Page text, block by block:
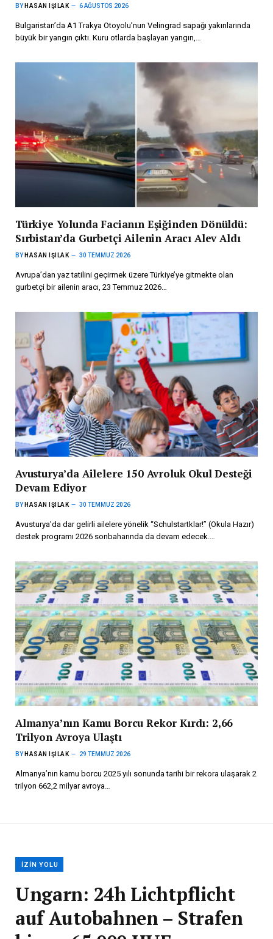
BY HASAN IŞILAK 6 AĞUSTOS 2026
Bulgaristan’da A1 Trakya Otoyolu’nun Velingrad sapağı yakınlarında
büyük bir yangın çıktı. Kuru otlarda başlayan yangın,…
Türkiye Yolunda Facianın Eşiğinden Dönüldü:
Sırbistan’da Gurbetçi Ailenin Aracı Alev Aldı
BY HASAN IŞILAK 30 TEMMUZ 2026
Avrupa’dan yaz tatilini geçirmek üzere Türkiye’ye gitmekte olan
gurbetçi bir ailenin aracı, 23 Temmuz 2026…
Avusturya’da Ailelere 150 Avroluk Okul Desteği
Devam Ediyor
BY HASAN IŞILAK 30 TEMMUZ 2026
Avusturya’da dar gelirli ailelere yönelik “Schulstartklar!” (Okula Hazır)
destek programı 2026 sonbaharında da devam edecek.…
Almanya’nın Kamu Borcu Rekor Kırdı: 2,66
Trilyon Avroya Ulaştı
BY HASAN IŞILAK 29 TEMMUZ 2026
Almanya’nın kamu borcu 2025 yılı sonunda tarihi bir rekora ulaşarak 2
trilyon 662,2 milyar avroya…
İZIN YOLU
Ungarn: 24h Lichtpflicht
auf Autobahnen – Strafen